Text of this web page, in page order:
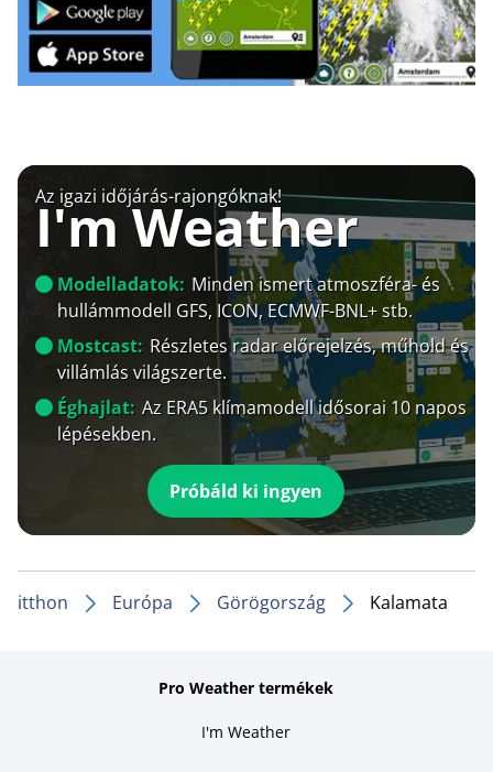
Az igazi időjárás-rajongóknak!
I'm Weather
Modelladatok: Minden ismert atmoszféra- és
hullámmodell GFS, ICON, ECMWF-BNL+ stb.
Mostcast: Részletes radar előrejelzés, műhold és
villámlás világszerte.
Éghajlat: Az ERA5 klímamodell idősorai 10 napos
lépésekben.
Próbáld ki ingyen
itthon Európa Görögország Kalamata
Pro Weather termékek
I'm Weather